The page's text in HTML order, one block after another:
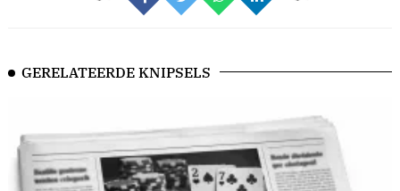
GERELATEERDE KNIPSELS